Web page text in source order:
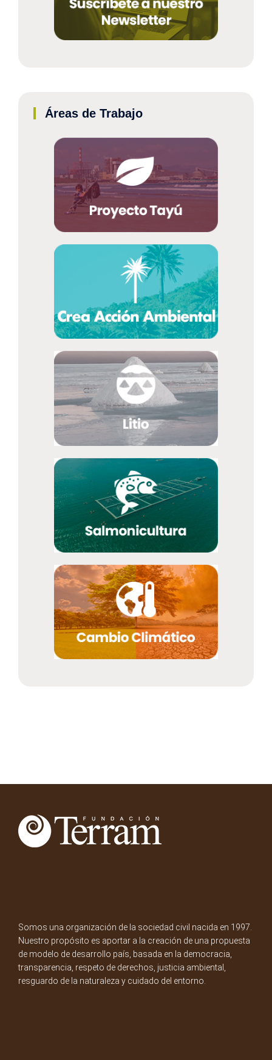
Áreas de Trabajo
Somos una organización de la sociedad civil nacida en 1997.
Nuestro propósito es aportar a la creación de una propuesta
de modelo de desarrollo país, basada en la democracia,
transparencia, respeto de derechos, justicia ambiental,
resguardo de la naturaleza y cuidado del entorno.